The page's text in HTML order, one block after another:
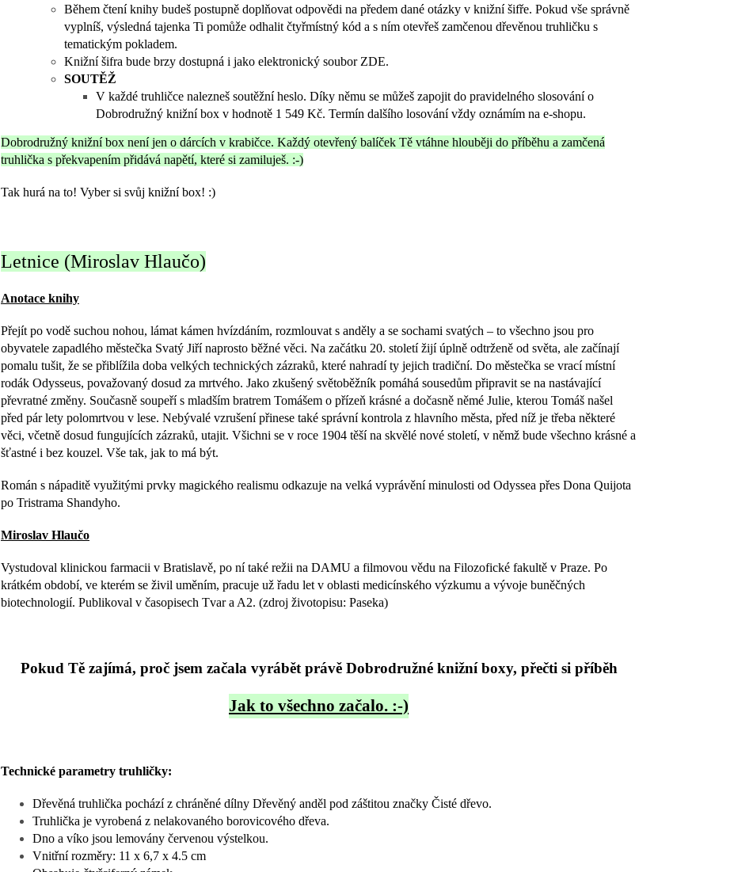
Během čtení knihy budeš postupně doplňovat odpovědi na předem dané otázky v knižní šifře. Pokud vše správně
vyplníš, výsledná tajenka Ti pomůže odhalit čtyřmístný kód a s ním otevřeš zamčenou dřevěnou truhličku s
tematickým pokladem.
Knižní šifra bude brzy dostupná i jako elektronický soubor ZDE.
SOUTĚŽ
V každé truhličce nalezneš soutěžní heslo. Díky němu se můžeš zapojit do pravidelného slosování o
Dobrodružný knižní box v hodnotě 1 549 Kč. Termín dalšího losování vždy oznámím na e-shopu.
Dobrodružný knižní box není jen o dárcích v krabičce. Každý otevřený balíček Tě vtáhne hlouběji do příběhu a zamčená
truhlička s překvapením přidává napětí, které si zamiluješ. :-)
Tak hurá na to! Vyber si svůj knižní box! :)
Letnice (Miroslav Hlaučo)
Anotace knihy
Přejít po vodě suchou nohou, lámat kámen hvízdáním, rozmlouvat s anděly a se sochami svatých – to všechno jsou pro
obyvatele zapadlého městečka Svatý Jiří naprosto běžné věci. Na začátku 20. století žijí úplně odtrženě od světa, ale začínají
pomalu tušit, že se přiblížila doba velkých technických zázraků, které nahradí ty jejich tradiční. Do městečka se vrací místní
rodák Odysseus, považovaný dosud za mrtvého. Jako zkušený světoběžník pomáhá sousedům připravit se na nastávající
převratné změny. Současně soupeří s mladším bratrem Tomášem o přízeň krásné a dočasně němé Julie, kterou Tomáš našel
před pár lety polomrtvou v lese. Nebývalé vzrušení přinese také správní kontrola z hlavního města, před níž je třeba některé
věci, včetně dosud fungujících zázraků, utajit. Všichni se v roce 1904 těší na skvělé nové století, v němž bude všechno krásné a
šťastné i bez kouzel. Vše tak, jak to má být.
Román s nápaditě využitými prvky magického realismu odkazuje na velká vyprávění minulosti od Odyssea přes Dona Quijota
po Tristrama Shandyho.
Miroslav Hlaučo
Vystudoval klinickou farmacii v Bratislavě, po ní také režii na DAMU a filmovou vědu na Filozofické fakultě v Praze. Po
krátkém období, ve kterém se živil uměním, pracuje už řadu let v oblasti medicínského výzkumu a vývoje buněčných
biotechnologií. Publikoval v časopisech Tvar a A2. (zdroj životopisu: Paseka)
Pokud Tě zajímá, proč jsem začala vyrábět právě Dobrodružné knižní boxy, přečti si příběh
Jak to všechno začalo. :-)
Technické parametry truhličky:
Dřevěná truhlička pochází z chráněné dílny Dřevěný anděl pod záštitou značky Čisté dřevo.
Truhlička je vyrobená z nelakovaného borovicového dřeva.
Dno a víko jsou lemovány červenou výstelkou.
Vnitřní rozměry: 11 x 6,7 x 4.5 cm